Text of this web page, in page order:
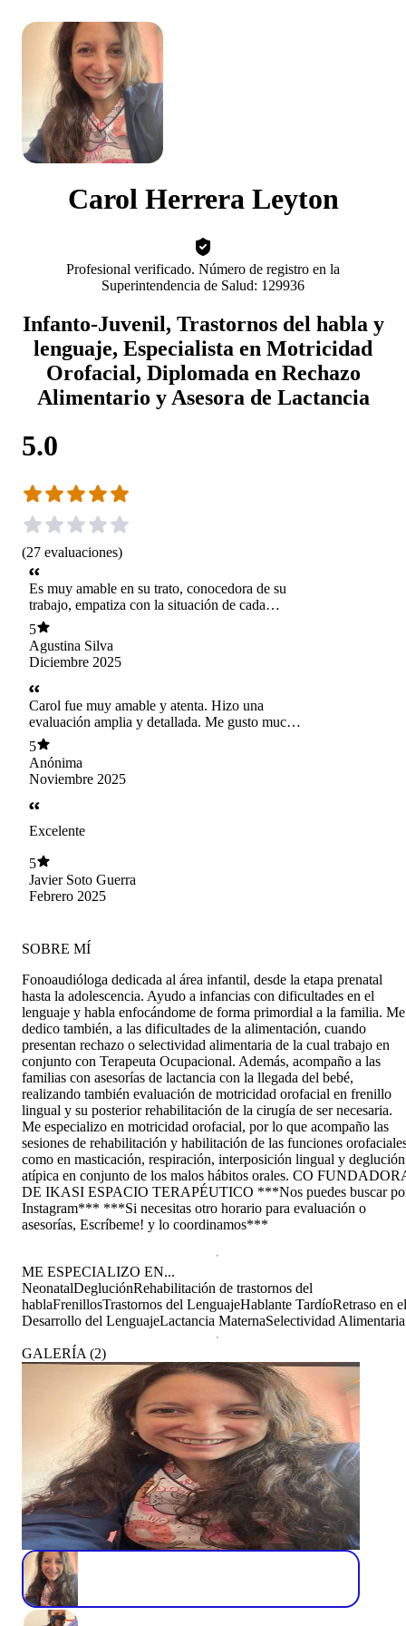
Carol Herrera Leyton
Profesional verificado. Número de registro en la
Superintendencia de Salud: 129936
Infanto-Juvenil, Trastornos del habla y
lenguaje, Especialista en Motricidad
Orofacial, Diplomada en Rechazo
Alimentario y Asesora de Lactancia
5.0
(27 evaluaciones)
Es muy amable en su trato, conocedora de su
trabajo, empatiza con la situación de cada
paciente, con sus tiempos y situación dedica
tiempo en explicar y ver todas las variantes.
Agradecida de su atención.
5
Agustina Silva
Diciembre 2025
Carol fue muy amable y atenta. Hizo una
evaluación amplia y detallada. Me gusto mucho
su atención.
5
Anónima
Noviembre 2025
Excelente
5
Javier Soto Guerra
Febrero 2025
SOBRE MÍ
Fonoaudióloga dedicada al área infantil, desde la etapa prenatal
hasta la adolescencia. Ayudo a infancias con dificultades en el
lenguaje y habla enfocándome de forma primordial a la familia. Me
dedico también, a las dificultades de la alimentación, cuando
presentan rechazo o selectividad alimentaria de la cual trabajo en
conjunto con Terapeuta Ocupacional. Además, acompaño a las
familias con asesorías de lactancia con la llegada del bebé,
realizando también evaluación de motricidad orofacial en frenillo
lingual y su posterior rehabilitación de la cirugía de ser necesaria.
Me especializo en motricidad orofacial, por lo que acompaño las
sesiones de rehabilitación y habilitación de las funciones
como en masticación, respiración, interposición lingual y deglución
atípica en conjunto de los malos hábitos orales. CO
DE IKASI ESPACIO TERAPÉUTICO ***Nos puedes buscar
Instagram*** ***Si necesitas otro horario para evaluación o
asesorías, Escríbeme! y lo coordinamos***
ME ESPECIALIZO EN...
NeonatalDegluciónRehabilitación de trastornos del
hablaFrenillosTrastornos del LenguajeHablante TardíoRetraso en el
Desarrollo del LenguajeLactancia MaternaSelectividad Alimentaria
GALERÍA (2)